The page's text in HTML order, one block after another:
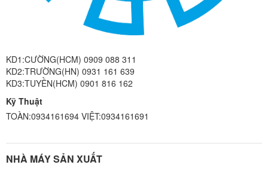
KD1:CƯỜNG(HCM) 0909 088 311
KD2:TRƯỜNG(HN) 0931 161 639
KD3:TUYỀN(HCM) 0901 816 162
Kỹ Thuật
TOÀN:0934161694 VIỆT:0934161691
NHÀ MÁY SẢN XUẤT